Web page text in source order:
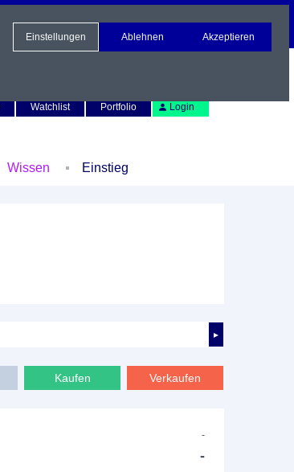
Watchlist Portfolio Login
Wissen Einstieg
►
Kaufen Verkaufen
-
-
Einstellungen Ablehnen Akzeptieren